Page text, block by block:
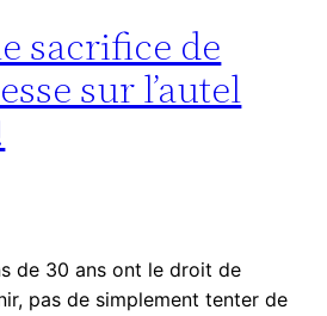
sacrifice de
sur l’autel
de 30 ans ont le droit de
pas de simplement tenter de